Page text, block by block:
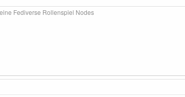
Fediverse Rollenspiel Nodes​